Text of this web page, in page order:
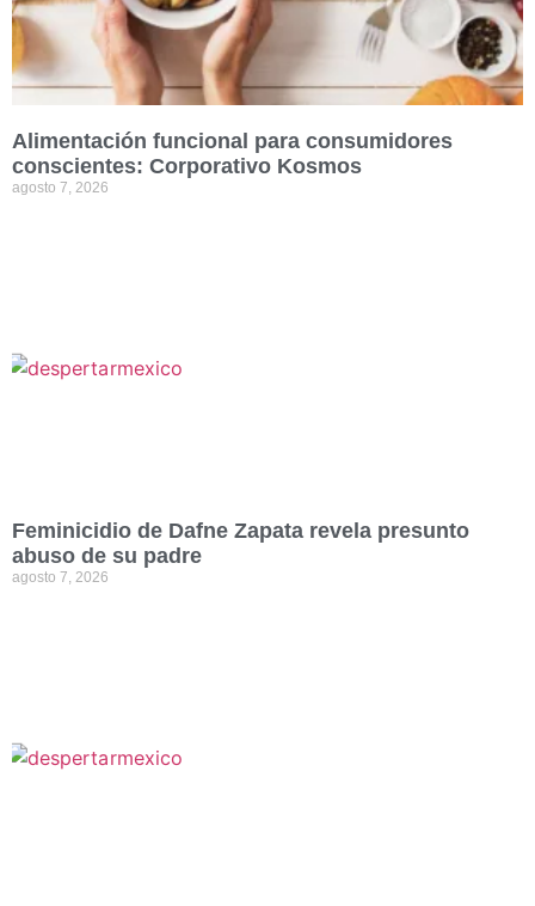
Alimentación funcional para consumidores
conscientes: Corporativo Kosmos
agosto 7, 2026
Feminicidio de Dafne Zapata revela presunto
abuso de su padre
agosto 7, 2026